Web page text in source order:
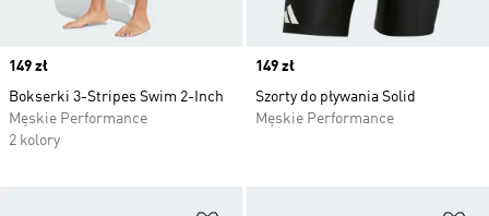
Price
149 zł
Bokserki 3-Stripes Swim 2-Inch
Męskie Performance
2 kolory
Price
149 zł
Szorty do pływania Solid
Męskie Performance